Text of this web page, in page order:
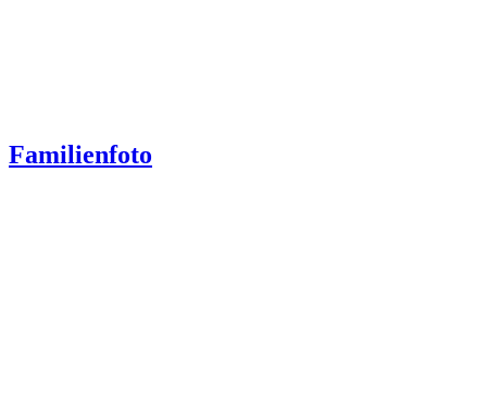
Familienfoto